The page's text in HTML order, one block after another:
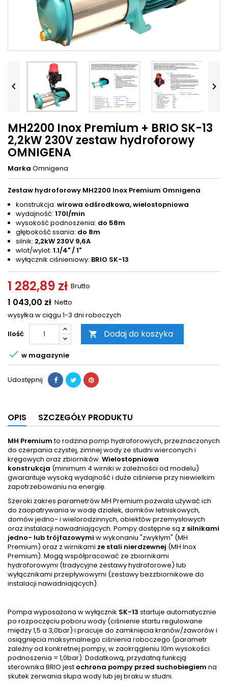
 
MH2200 Inox Premium + BRIO SK-13
2,2kW 230V zestaw hydroforowy
OMNIGENA
Marka Omnigena
Zestaw hydroforowy MH2200 Inox Premium Omnigena
konstrukcja: wirowa odśrodkowa, wielostopniowa
wydajność: 170l/min
wysokość podnoszenia: do 58m
głębokość ssania: do 8m
silnik: 2,2kW 230V 9,6A
wlot/wylot: 1.1/4" / 1"
wyłącznik ciśnieniowy: BRIO SK-13
1 282,89 zł Brutto
1 043,00 zł Netto
wysyłka w ciągu 1-3 dni roboczych
Ilość
 Dodaj do koszyka
 w magazynie
Udostępnij
OPIS SZCZEGÓŁY PRODUKTU
MH Premiumto rodzina pomp hydroforowych, przeznaczonych
do czerpania czystej, zimnej wody ze studni wierconych i
kręgowych oraz zbiorników. Wielostopniowa
konstrukcja (minimum 4 wirniki w zależności od modelu)
gwarantuje wysoką wydajność i duże ciśnienie przy niewielkim
zapotrzebowaniu na energię.
Szeroki zakres parametrów MH Premium pozwala używać ich
do zaopatrywania w wodę działek, domków letniskowych,
domów jedno- i wielorodzinnych, obiektów przemysłowych
oraz instalacji nawadniających. Pompy dostępne są z silnikami
jedno- lub trójfazowymi w wykonaniu "zwykłym" (MH
Premium) oraz z wirnikami ze stali nierdzewnej (MH Inox
Premium). Mogą współpracować ze zbiornikami
hydroforowymi (tradycyjne zestawy hydroforowe) lub
wyłącznikami przepływowymi (zestawy bezzbiornikowe do
instalacji nawadniających).
Pompa wyposażona w wyłącznik SK-13 startuje automatycznie
po rozpoczęciu poboru wody (ciśnienie startu regulowane
między 1,5 a 3,0bar) i pracuje do zamknięcia kranów/zaworów i
osiągnięcia maksymalnego ciśnienia roboczego (parametr
zależny od konkretnej pompy, w zaokrągleniu 10m wysokości
podnoszenia = 1,0bar). Dodatkową, przydatną funkcją
sterownika BRIO jest ochrona pompy przed suchobiegiem na
skutek zerwania słupa wody lub jej braku w studni.